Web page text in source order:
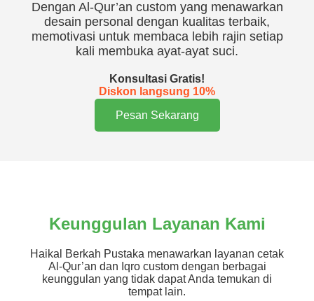
Dengan Al-Qur’an custom yang menawarkan
desain personal dengan kualitas terbaik,
memotivasi untuk membaca lebih rajin setiap
kali membuka ayat-ayat suci.
Konsultasi Gratis!
Diskon langsung 10%
Pesan Sekarang
Keunggulan Layanan Kami
Haikal Berkah Pustaka menawarkan layanan cetak
Al-Qur’an dan Iqro custom dengan berbagai
keunggulan yang tidak dapat Anda temukan di
tempat lain.